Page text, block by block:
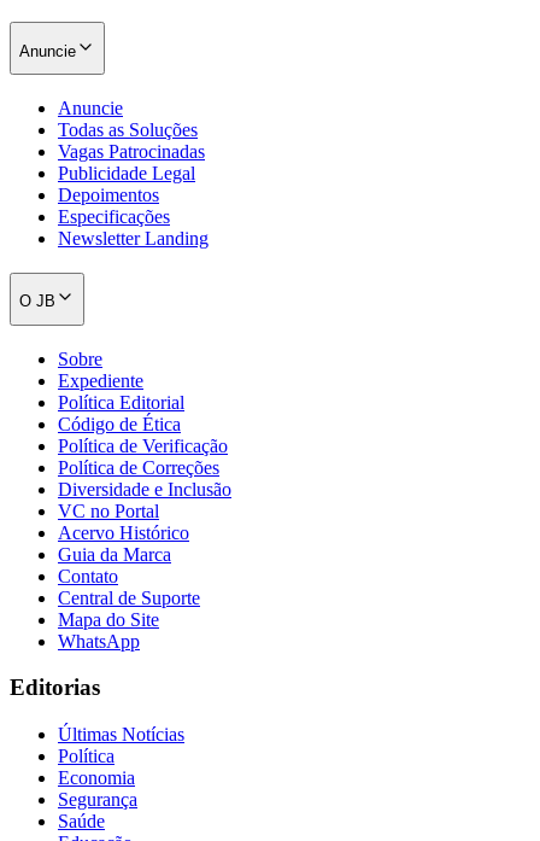
Goiás
Anuncie
Anuncie
Todas as Soluções
Vagas Patrocinadas
Publicidade Legal
Depoimentos
Especificações
Newsletter Landing
O JB
Sobre
Expediente
Política Editorial
Código de Ética
Política de Verificação
Política de Correções
Diversidade e Inclusão
VC no Portal
Acervo Histórico
Guia da Marca
Contato
Central de Suporte
Mapa do Site
WhatsApp
Editorias
Últimas Notícias
Política
Economia
Segurança
Saúde